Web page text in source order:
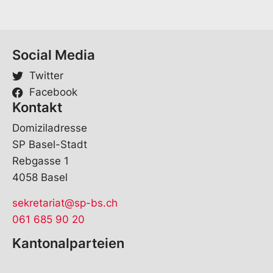
Social Media
Twitter
Facebook
Kontakt
Domiziladresse
SP Basel-Stadt
Rebgasse 1
4058 Basel
sekretariat@sp-bs.ch
061 685 90 20
Kantonalparteien